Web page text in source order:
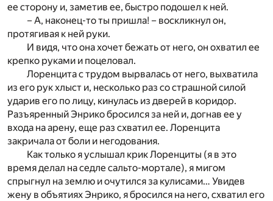
ее сторону и, заметив ее, быстро подошел к ней.
– А, наконец-то ты пришла! – воскликнул он,
протягивая к ней руки.
И видя, что она хочет бежать от него, он охватил ее
крепко руками и поцеловал.
Лоренцита с трудом вырвалась от него, выхватила
из его рук хлыст и, несколько раз со страшной силой
ударив его по лицу, кинулась из дверей в коридор.
Разъяренный Энрико бросился за ней и, догнав ее у
входа на арену, еще раз схватил ее. Лоренцита
закричала от боли и негодования.
Как только я услышал крик Лоренциты (я в это
время делал на седле сальто-мортале), я мигом
спрыгнул на землю и очутился за кулисами… Увидев
жену в объятиях Энрико, я бросился на него, схватил его